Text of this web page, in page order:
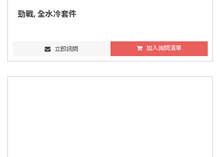
勁戰, 全水冷套件
立即訊問 加入詢問清單